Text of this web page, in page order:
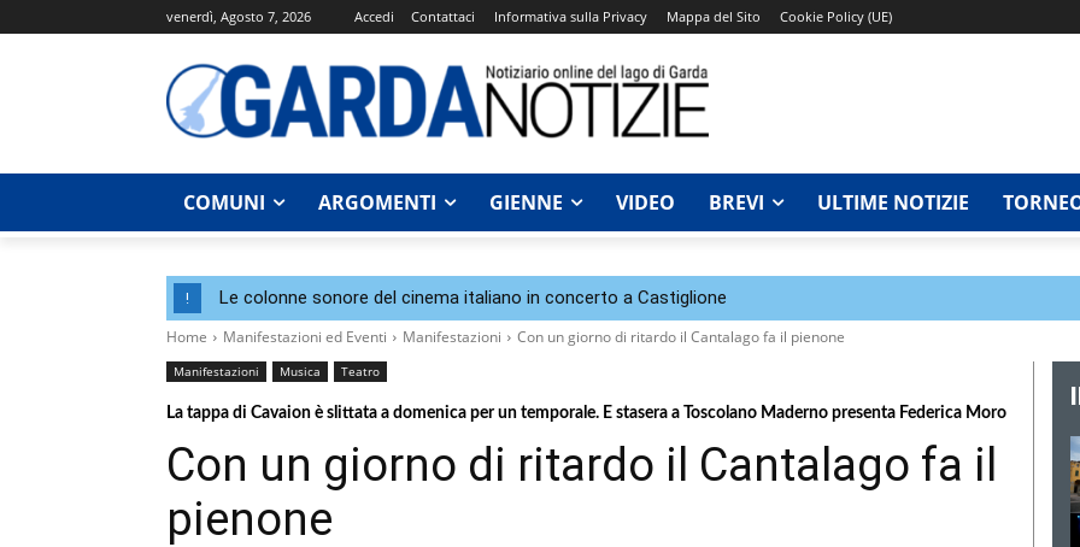
venerdì, Agosto 7, 2026 Accedi Contattaci Informativa sulla Privacy Mappa del Sito Cookie Policy (UE)
COMUNI ARGOMENTI GIENNE VIDEO BREVI ULTIME NOTIZIE
! Le colonne sonore del cinema italiano in concerto a Castiglione
Home Manifestazioni ed Eventi Manifestazioni Con un giorno di ritardo il Cantalago fa il pienone
Manifestazioni Musica Teatro
La tappa di Cavaion è slittata a domenica per un temporale. E stasera a Toscolano Maderno presenta Federica Moro
Con un giorno di ritardo il Cantalago fa il
pienone